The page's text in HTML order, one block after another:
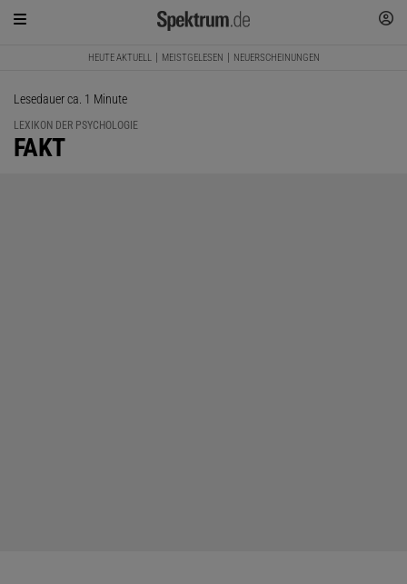
HEUTE AKTUELL MEISTGELESEN NEUERSCHEINUNGEN
Lesedauer ca. 1 Minute
LEXIKON DER PSYCHOLOGIE
:
FAKT